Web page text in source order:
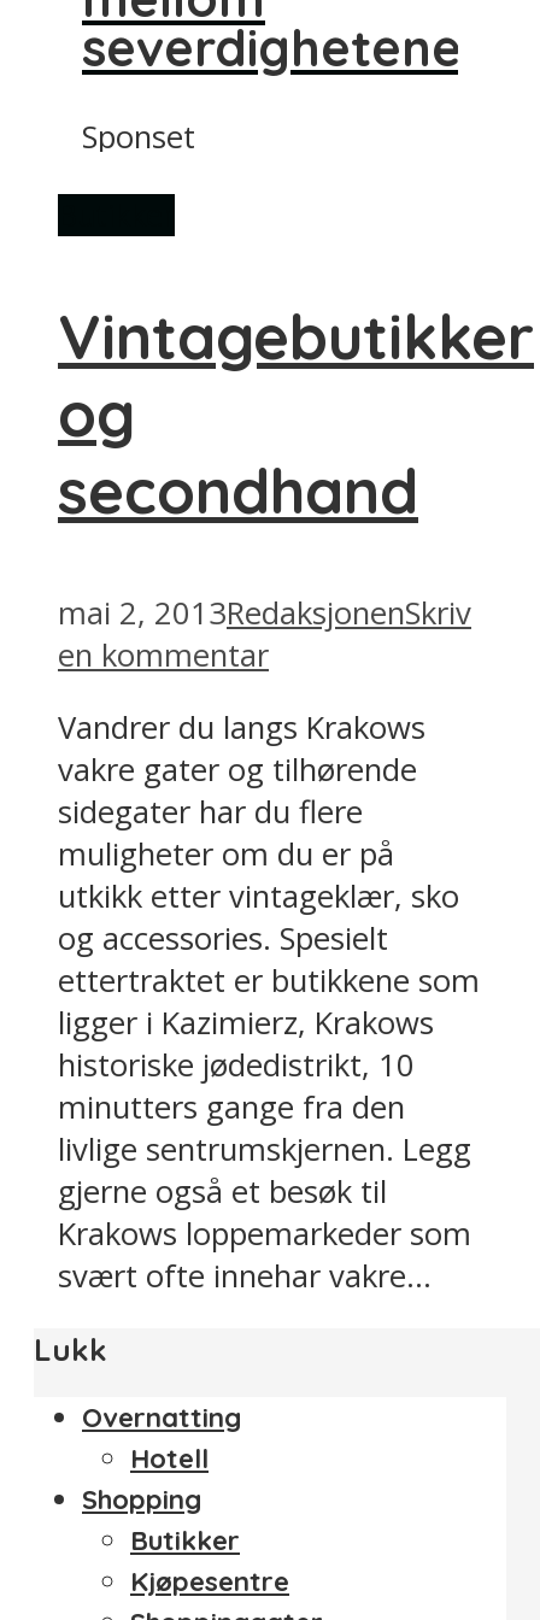
severdighetene
Sponset
Vintagebutikker
og
secondhand
mai 2, 2013RedaksjonenSkriv
en kommentar
Vandrer du langs Krakows
vakre gater og tilhørende
sidegater har du flere
muligheter om du er på
utkikk etter vintageklær, sko
og accessories. Spesielt
ettertraktet er butikkene som
ligger i Kazimierz, Krakows
historiske jødedistrikt, 10
minutters gange fra den
livlige sentrumskjernen. Legg
gjerne også et besøk til
Krakows loppemarkeder som
svært ofte innehar vakre...
Lukk
Overnatting
Hotell
Shopping
Butikker
Kjøpesentre